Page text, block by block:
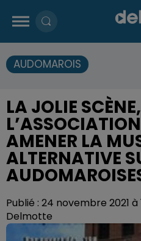
AUDOMAROIS
LA JOLIE SCÈNE,
AMENER LA
ALTERNATIVE
Publié : 24 novembre 2021
Delmotte